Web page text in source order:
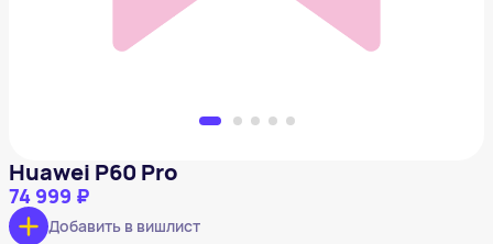
Huawei P60 Pro
74 999 ₽
Добавить в вишлист